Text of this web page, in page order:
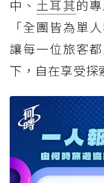
中、 土耳其的
「全團皆為單
讓每一位旅客
下，自在享受探